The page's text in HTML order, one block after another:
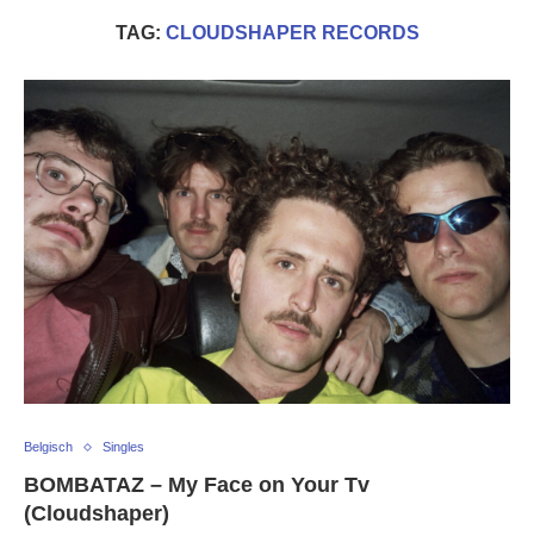
TAG: CLOUDSHAPER RECORDS
Belgisch Singles
BOMBATAZ – My Face on Your Tv
(Cloudshaper)